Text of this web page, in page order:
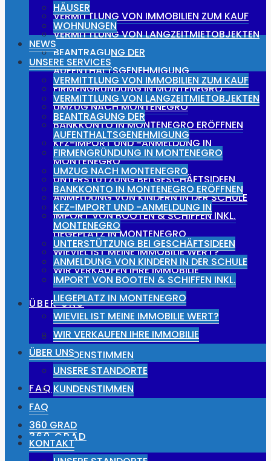
VERMITTLUNG VON IMMOBILIEN ZUM KAUF
VERMITTLUNG VON LANGZEITMIETOBJEKTEN
BEANTRAGUNG DER
AUFENTHALTSGENEHMIGUNG
FIRMENGRÜNDUNG IN MONTENEGRO
UMZUG NACH MONTENEGRO
BANKKONTO IN MONTENEGRO ERÖFFNEN
KFZ-IMPORT UND -ANMELDUNG IN
MONTENEGRO
UNTERSTÜTZUNG BEI GESCHÄFTSIDEEN
ANMELDUNG VON KINDERN IN DER SCHULE
IMPORT VON BOOTEN & SCHIFFEN INKL.
LIEGEPLATZ IN MONTENEGRO
WIEVIEL IST MEINE IMMOBILIE WERT?
WIR VERKAUFEN IHRE IMMOBILIE
ÜBER UNS
UNSERE STANDORTE
KUNDENSTIMMEN
FAQ
360 GRAD
HÄUSER
WOHNUNGEN
NEWS
UNSERE SERVICES
VERMITTLUNG VON IMMOBILIEN ZUM KAUF
VERMITTLUNG VON LANGZEITMIETOBJEKTEN
BEANTRAGUNG DER
AUFENTHALTSGENEHMIGUNG
FIRMENGRÜNDUNG IN MONTENEGRO
UMZUG NACH MONTENEGRO
BANKKONTO IN MONTENEGRO ERÖFFNEN
KFZ-IMPORT UND -ANMELDUNG IN
MONTENEGRO
UNTERSTÜTZUNG BEI GESCHÄFTSIDEEN
ANMELDUNG VON KINDERN IN DER SCHULE
IMPORT VON BOOTEN & SCHIFFEN INKL.
LIEGEPLATZ IN MONTENEGRO
WIEVIEL IST MEINE IMMOBILIE WERT?
WIR VERKAUFEN IHRE IMMOBILIE
ÜBER UNS
UNSERE STANDORTE
KUNDENSTIMMEN
FAQ
360 GRAD
KONTAKT